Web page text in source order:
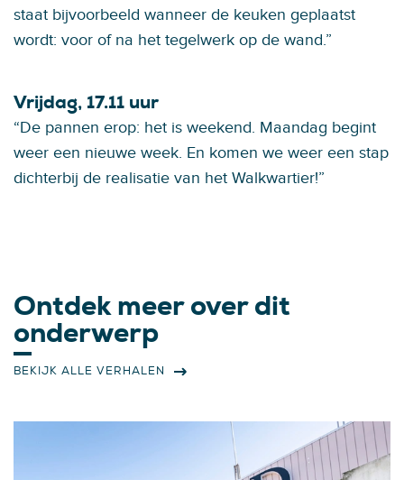
staat bijvoorbeeld wanneer de keuken geplaatst
wordt: voor of na het tegelwerk op de wand.”
Vrijdag, 17.11 uur
“De pannen erop: het is weekend. Maandag begint
weer een nieuwe week. En komen we weer een stap
dichterbij de realisatie van het Walkwartier!”
Ontdek meer over dit
onderwerp
BEKIJK ALLE VERHALEN